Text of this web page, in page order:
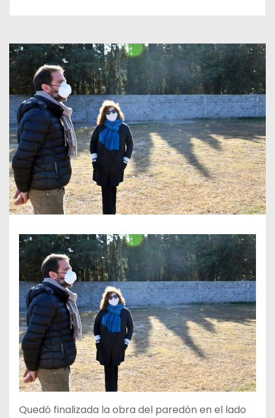
Quedó finalizada la obra del paredón en el lado